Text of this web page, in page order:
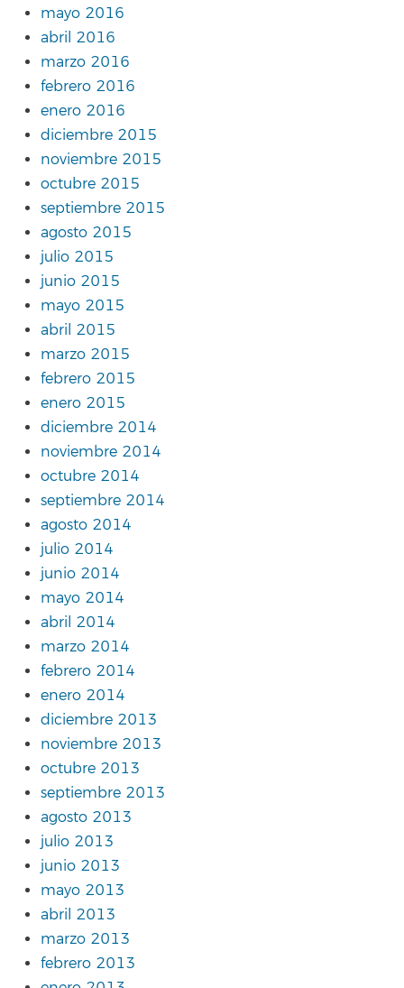
mayo 2016
abril 2016
marzo 2016
febrero 2016
enero 2016
diciembre 2015
noviembre 2015
octubre 2015
septiembre 2015
agosto 2015
julio 2015
junio 2015
mayo 2015
abril 2015
marzo 2015
febrero 2015
enero 2015
diciembre 2014
noviembre 2014
octubre 2014
septiembre 2014
agosto 2014
julio 2014
junio 2014
mayo 2014
abril 2014
marzo 2014
febrero 2014
enero 2014
diciembre 2013
noviembre 2013
octubre 2013
septiembre 2013
agosto 2013
julio 2013
junio 2013
mayo 2013
abril 2013
marzo 2013
febrero 2013